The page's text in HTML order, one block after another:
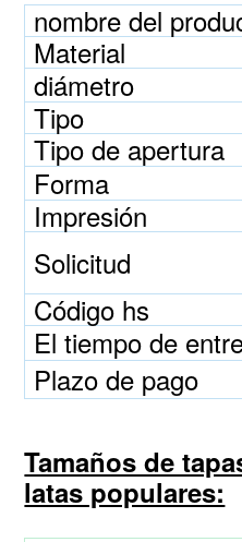
nombre del
Material
diámetro
Tipo
Tipo de apertura
Forma
Impresión
Solicitud
Código hs
El tiempo de
Plazo de pago
Tamaños de
latas populares: